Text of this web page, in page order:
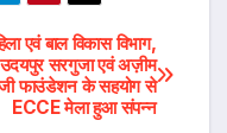
एवं बाल विकास विभाग,
उदयपुर सरगुजा एवं अज़ीम
फाउंडेशन के सहयोग से
ECCE मेला हुआ संपन्न